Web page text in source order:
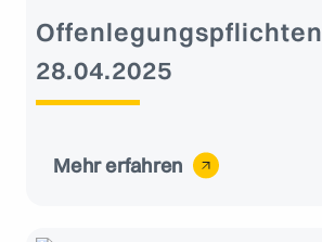
Offenlegungspflichten
28.04.2025
Mehr erfahren